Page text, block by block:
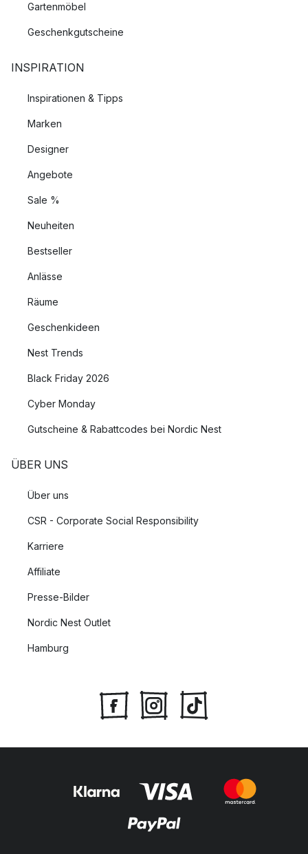
Gartenmöbel
Geschenkgutscheine
INSPIRATION
Inspirationen & Tipps
Marken
Designer
Angebote
Sale %
Neuheiten
Bestseller
Anlässe
Räume
Geschenkideen
Nest Trends
Black Friday 2026
Cyber Monday
Gutscheine & Rabattcodes bei Nordic Nest
ÜBER UNS
Über uns
CSR - Corporate Social Responsibility
Karriere
Affiliate
Presse-Bilder
Nordic Nest Outlet
Hamburg